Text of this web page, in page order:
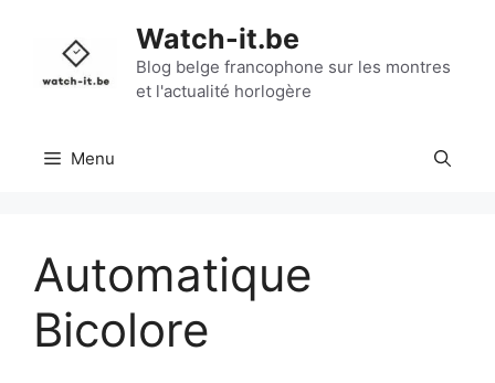
contenu
Watch-it.be
Blog belge francophone sur les montres
et l'actualité horlogère
Menu
Automatique
Bicolore